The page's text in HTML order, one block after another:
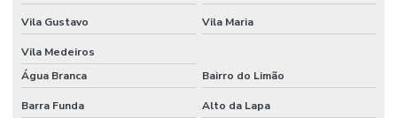
AUTOMAÇÃO
RESIDENCIAL
BELO
HORIZONTE
RESIDENCIAL
Vila Gustavo Vila Maria
Vila Medeiros
Água Branca
Bairro do Limão
Barra Funda Alto da Lapa